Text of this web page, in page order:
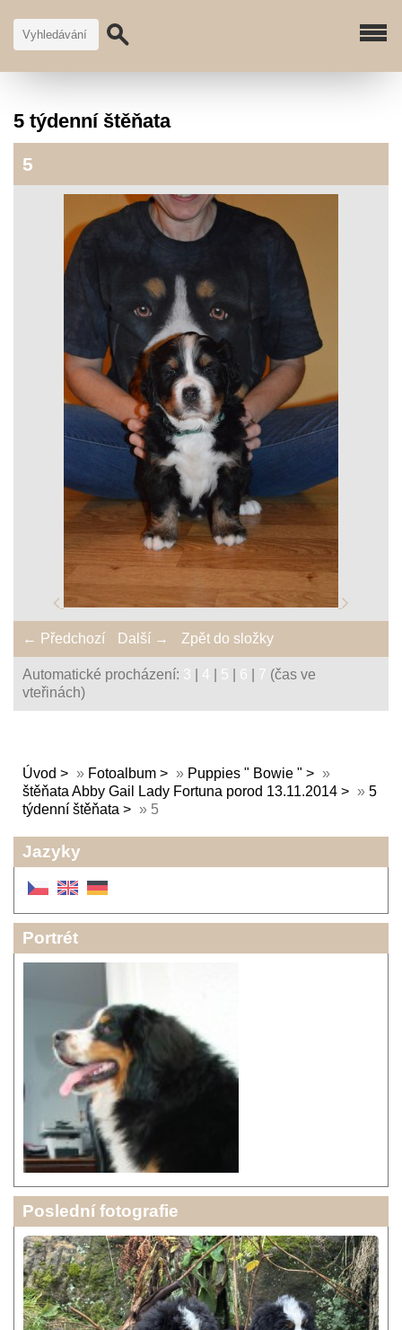
5 týdenní štěňata
5
← Předchozí Další → Zpět do složky
Automatické procházení: 3 4 5 6 7 (čas ve
vteřinách)
Úvod » Fotoalbum » Puppies " Bowie "
»
štěňata Abby Gail Lady Fortuna porod 13.11.2014
» 5
týdenní štěňata
» 5
Jazyky
Portrét
Poslední fotografie